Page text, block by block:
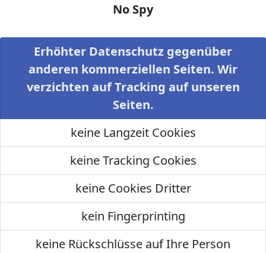
No Spy
Erhöhter Datenschutz gegenüber
anderen kommerziellen Seiten. Wir
verzichten auf Tracking auf unseren
Seiten.
keine Langzeit Cookies
keine Tracking Cookies
keine Cookies Dritter
kein Fingerprinting
keine Rückschlüsse auf Ihre Person